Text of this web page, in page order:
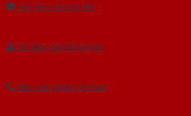
Gửi yêu cầu tư vấn
Tải báo giá tổng hợp
Yêu cầu gọi lại (3 phút)